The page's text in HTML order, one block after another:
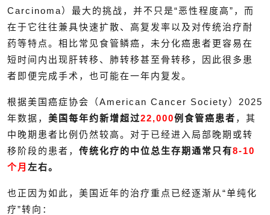
Carcinoma）最大的挑战，并不只是“恶性程度高”，而
在于它往往兼具快速扩散、高复发率以及对传统治疗耐
药等特点。相比常见食管鳞癌，未分化癌患者更容易在
短时间内出现肝转移、肺转移甚至骨转移，因此很多患
者即便完成手术，也可能在一年内复发。
根据美国癌症协会（American Cancer Society）2025
年数据， 美国每年约新增超过22,000例食管癌患者 ，其
中晚期患者比例仍然较高。对于已经进入局部晚期或转
移阶段的患者， 传统化疗的中位总生存期通常只有8-10
个月 左右。
也正因为如此，美国近年的治疗重点已经逐渐从“单纯化
疗”转向：